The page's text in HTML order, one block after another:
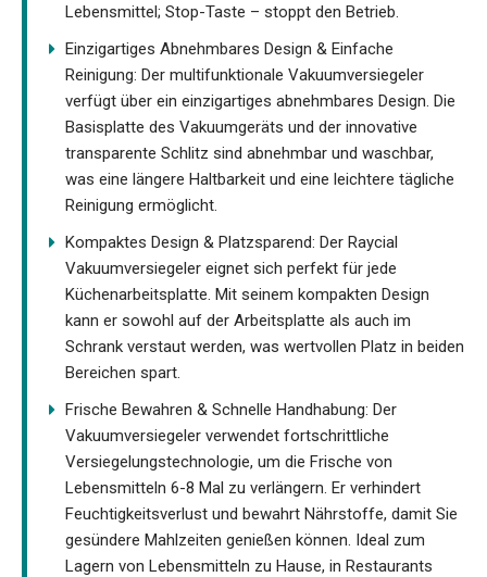
Lebensmittel; Stop-Taste – stoppt den Betrieb.
Einzigartiges Abnehmbares Design & Einfache
Reinigung: Der multifunktionale Vakuumversiegeler
verfügt über ein einzigartiges abnehmbares Design. Die
Basisplatte des Vakuumgeräts und der innovative
transparente Schlitz sind abnehmbar und waschbar,
was eine längere Haltbarkeit und eine leichtere tägliche
Reinigung ermöglicht.
Kompaktes Design & Platzsparend: Der Raycial
Vakuumversiegeler eignet sich perfekt für jede
Küchenarbeitsplatte. Mit seinem kompakten Design
kann er sowohl auf der Arbeitsplatte als auch im
Schrank verstaut werden, was wertvollen Platz in beiden
Bereichen spart.
Frische Bewahren & Schnelle Handhabung: Der
Vakuumversiegeler verwendet fortschrittliche
Versiegelungstechnologie, um die Frische von
Lebensmitteln 6-8 Mal zu verlängern. Er verhindert
Feuchtigkeitsverlust und bewahrt Nährstoffe, damit Sie
gesündere Mahlzeiten genießen können. Ideal zum
Lagern von Lebensmitteln zu Hause, in Restaurants